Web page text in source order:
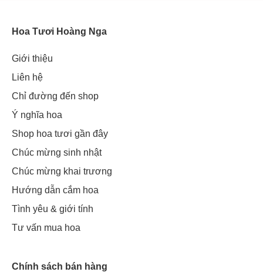
Hoa Tươi Hoàng Nga
Giới thiệu
Liên hệ
Chỉ đường đến shop
Ý nghĩa hoa
Shop hoa tươi gần đây
Chúc mừng sinh nhật
Chúc mừng khai trương
Hướng dẫn cắm hoa
Tình yêu & giới tính
Tư vấn mua hoa
Chính sách bán hàng